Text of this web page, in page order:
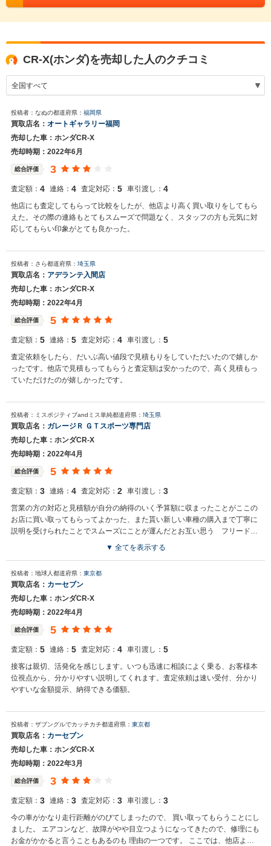
CR-X(ホンダ)を売却した人のクチコミ
投稿者：なぬの都道府県： 福岡県
買取店名： オートギャラリー福岡
売却した車：ホンダCR-X
売却時期：2022年6月
総合評価 3
査定額： 4 連絡： 4 査定対応： 5 車引渡し： 4
他店にも査定してもらって比較をしたが、他店より高く買い取りをしてもら
えた。その際の連絡もとてもスムーズで問題なく、スタッフの方も元気に対
応してもらい印象がとても良かった。
投稿者：さら都道府県： 埼玉県
買取店名： アデランテ入間店
売却した車：ホンダCR-X
売却時期：2022年4月
総合評価 5
査定額： 5 連絡： 5 査定対応： 4 車引渡し： 5
査定依頼をしたら、だいぶ高い値段で見積もりをしていただいたので嬉しか
ったです。他店で見積もってもらうと査定額は安かったので、高く見積もっ
ていただけたのが嬉しかったです。
投稿者：ミスポジティブandミス単純都道府県： 埼玉県
買取店名： ガレージＲ ＧＴスポーツ専門店
売却した車：ホンダCR-X
売却時期：2022年4月
総合評価 5
査定額： 3 連絡： 4 査定対応： 2 車引渡し： 3
営業の方の対応と見積額が自分の納得のいく予算額に収まったことがここの
お店に買い取ってもらってよかった、また貰い新しい車種の購入まで丁寧に
説明を受けられたことでスムーズにことが運んだとお互い思う フリードリ
ンクの飲み物もお客を待たせる上でスムーズに進んだ一つや要因だと思う
▼ 全てを表示する
投稿者：地球人 都道府県： 東京都
買取店名： カーセブン
売却した車：ホンダCR-X
売却時期：2022年4月
総合評価 5
査定額： 5 連絡： 5 査定対応： 4 車引渡し： 5
接客は親切、活発化を感じします。いつも迅速に相談によく乗る、お客様本
位視点から、分かりやすい説明してくれます。査定依頼は速い受付、分かり
やすいな金額提示、納得できる価額。
投稿者：ザブングルでカッチカチ都道府県： 東京都
買取店名： カーセブン
売却した車：ホンダCR-X
売却時期：2022年3月
総合評価 3
査定額： 3 連絡： 3 査定対応： 3 車引渡し： 3
今の車がかなり走行距離がのびてしまったので、 買い取ってもらうことにし
ました。 エアコンなど、故障がやや目立つようになってきたので、修理にも
お金がかかると言うこともあるのも 理由の一つです。 ここでは、他店より